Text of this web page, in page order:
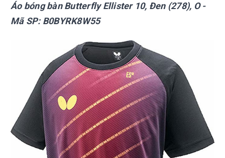
Áo bóng bàn Butterfly Ellister 10, Đen (278), O -
Mã SP: B0BYRK8W55